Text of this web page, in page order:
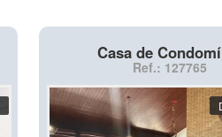
Casa de
Ref.: 127765